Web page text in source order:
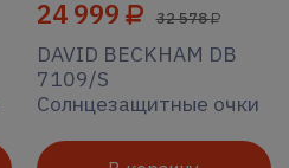
24 999 32 578
DAVID BECKHAM DB
7109/S
Солнцезащитные очки